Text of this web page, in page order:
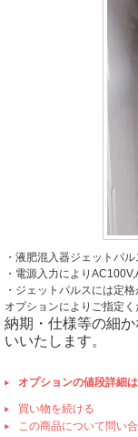
・液肥混入器ジェットパ
・電源入力により
・ジェットパルスには定
オプションによりご指定く
納期・仕様等の細
いいたします。
オプションの値段詳細
買い物を続ける
この商品について問い